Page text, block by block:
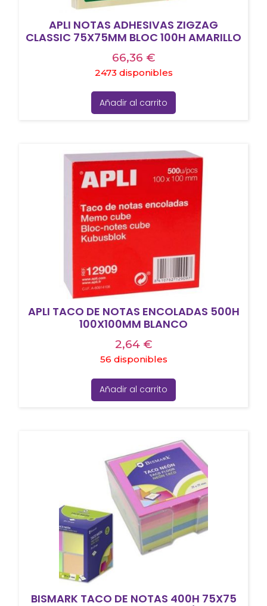
APLI NOTAS ADHESIVAS ZIGZAG
CLASSIC 75X75MM BLOC 100H AMARILLO
66,36 €
2473 disponibles
Añadir al carrito
APLI TACO DE NOTAS ENCOLADAS 500H
100X100MM BLANCO
2,64 €
56 disponibles
Añadir al carrito
BISMARK TACO DE NOTAS 400H 75X75